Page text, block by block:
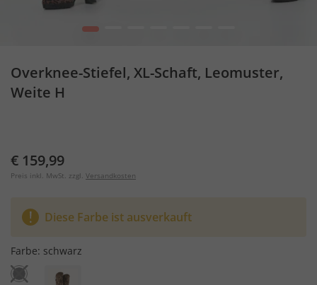
1
Overknee-Stiefel, XL-Schaft, Leomuster,
Weite H
€ 159,99
Preis inkl. MwSt. zzgl. Versandkosten
Diese Farbe ist ausverkauft
Farbe: schwarz